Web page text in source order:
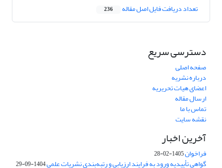
تعداد دریافت فایل اصل مقاله 236
دسترسی سریع
صفحه اصلی
درباره نشریه
اعضای هیات تحریریه
ارسال مقاله
تماس با ما
نقشه سایت
آخرین اخبار
فراخوان1405-02-28
گواهی تأییدیه ورود به فرایند ارزیابی و رتبه‌بندی نشریات علمی1404-09-29